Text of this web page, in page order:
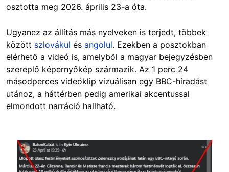
osztotta meg 2026. április 23-a óta.
Ugyanez az állítás más nyelveken is terjedt, többek
között szlovákul és angolul. Ezekben a posztokban
elérhető a videó is, amelyből a magyar bejegyzésben
szereplő képernyőkép származik. Az 1 perc 24
másodperces videóklip vizuálisan egy BBC-híradást
utánoz, a háttérben pedig amerikai akcentussal
elmondott narráció hallható.
Image